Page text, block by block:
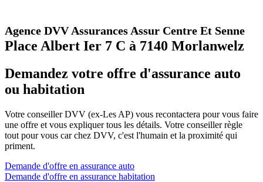
Agence DVV Assurances Assur Centre Et Senne
Place Albert Ier 7 C à 7140 Morlanwelz
Demandez votre offre d'assurance auto
ou habitation
Votre conseiller DVV (ex-Les AP) vous recontactera pour vous faire
une offre et vous expliquer tous les détails. Votre conseiller règle
tout pour vous car chez DVV, c'est l'humain et la proximité qui
priment.
Demande d'offre en assurance auto
Demande d'offre en assurance habitation